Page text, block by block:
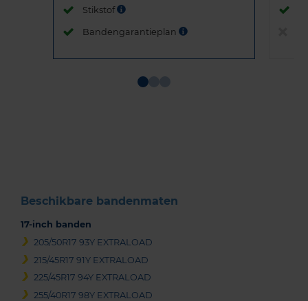
Stikstof
Bandengarantieplan
Beschikbare bandenmaten
17-inch banden
205/50R17 93Y EXTRALOAD
215/45R17 91Y EXTRALOAD
225/45R17 94Y EXTRALOAD
255/40R17 98Y EXTRALOAD